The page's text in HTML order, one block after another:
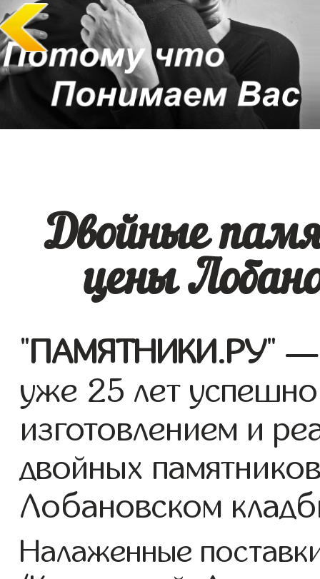
Двойные
цены
"ПАМЯТНИКИ.РУ" —
уже 25 лет
изготовлением и
двойных
Лобановском
Налаженные